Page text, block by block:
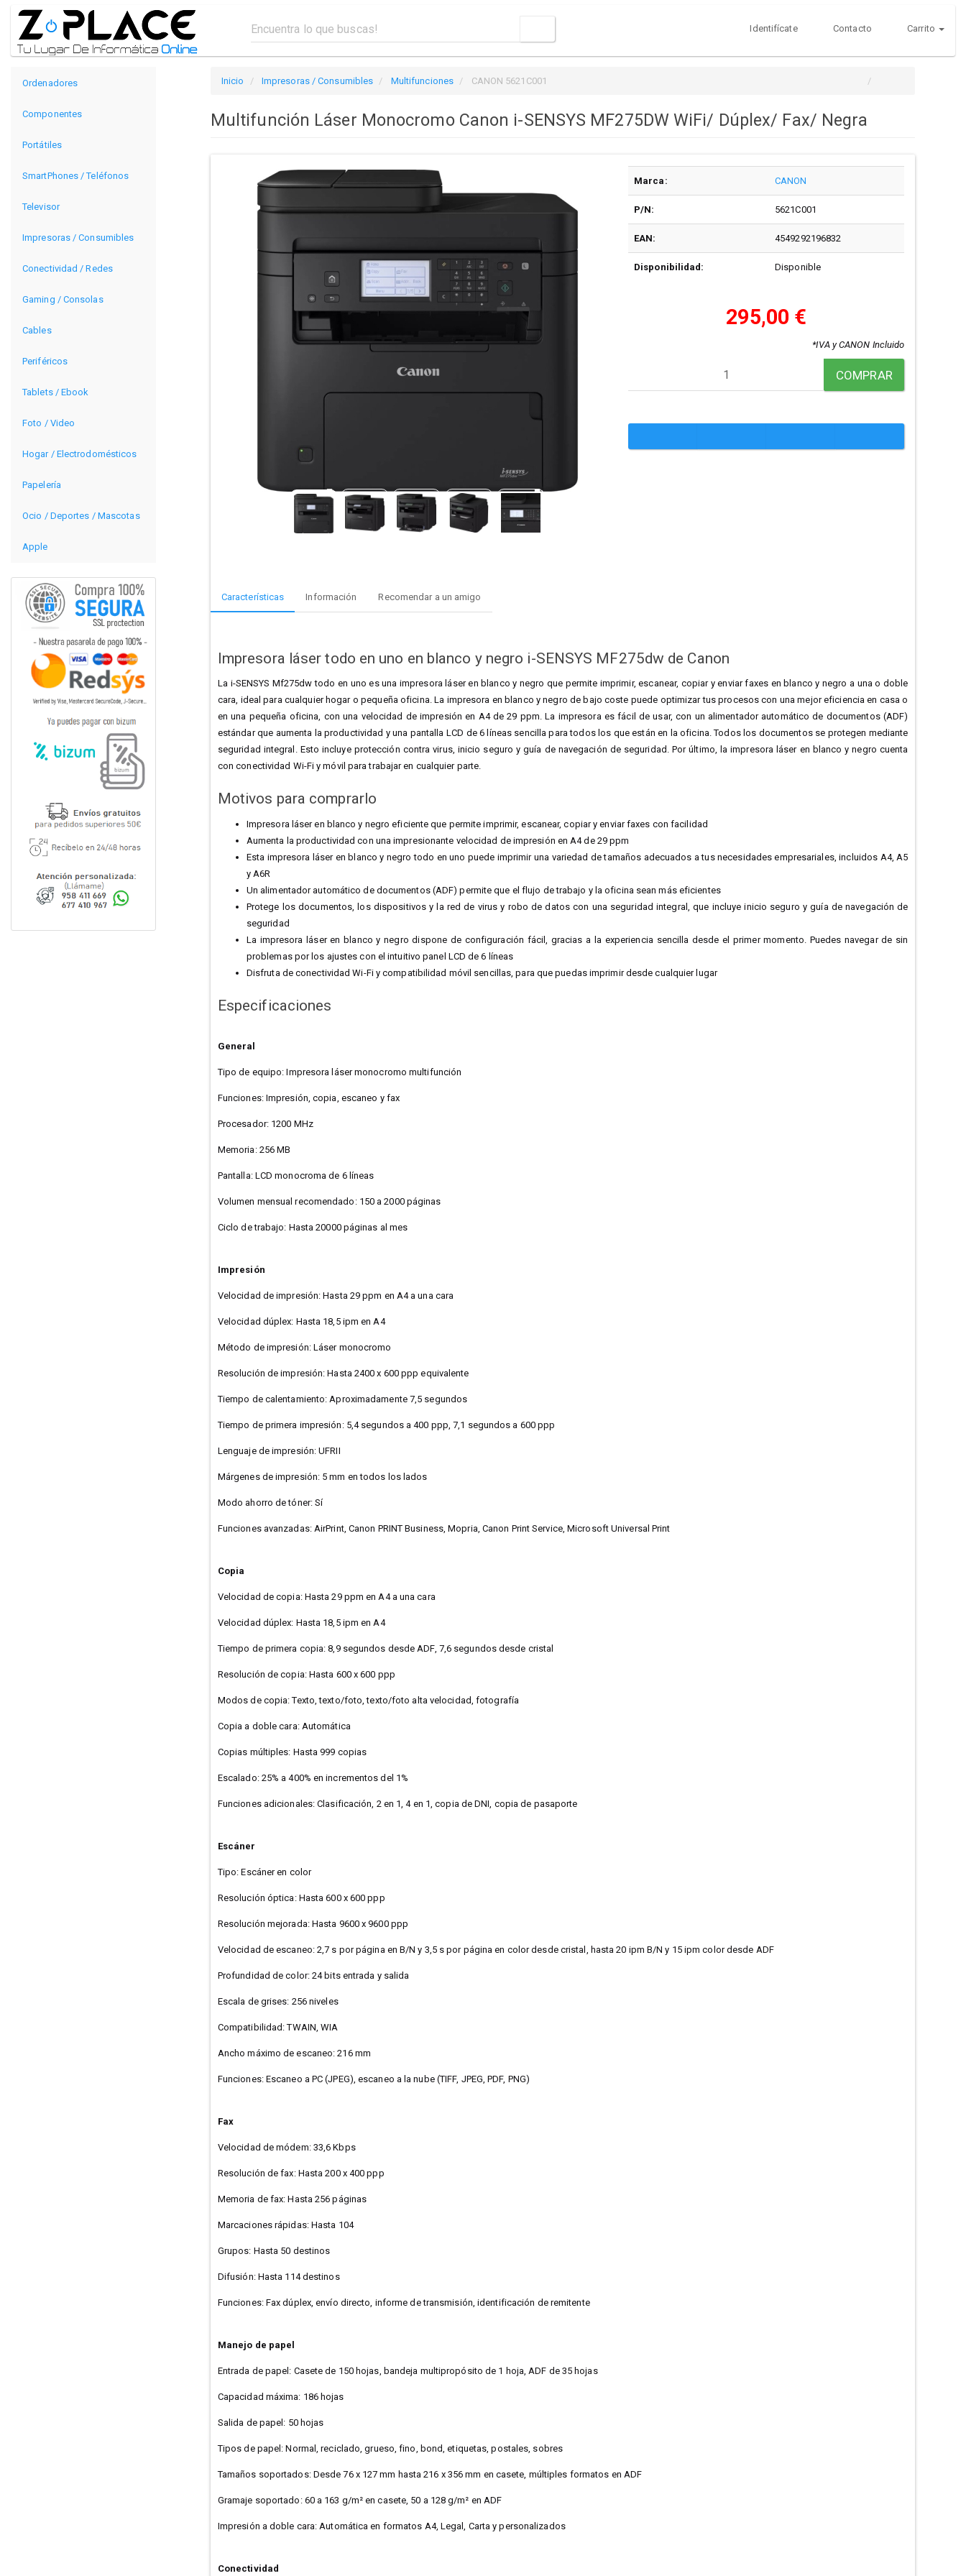
Identifícate Contacto Carrito
Ordenadores
Componentes
Portátiles
SmartPhones / Teléfonos
Televisor
Impresoras / Consumibles
Conectividad / Redes
Gaming / Consolas
Cables
Periféricos
Tablets / Ebook
Foto / Video
Hogar / Electrodomésticos
Papelería
Ocio / Deportes / Mascotas
Apple
Inicio Impresoras / Consumibles Multifunciones CANON 5621C001
Multifunción Láser Monocromo Canon i-SENSYS MF275DW WiFi/ Dúplex/ Fax/ Negra
Marca: CANON
P/N: 5621C001
EAN: 4549292196832
Disponibilidad: Disponible
295,00 €
*IVA y CANON Incluido
COMPRAR
Características Información Recomendar a un amigo
Impresora láser todo en uno en blanco y negro i-SENSYS MF275dw de Canon
La i-SENSYS Mf275dw todo en uno es una impresora láser en blanco y negro que permite imprimir, escanear, copiar y enviar faxes en blanco y negro a una o doble
cara, ideal para cualquier hogar o pequeña oficina. La impresora en blanco y negro de bajo coste puede optimizar tus procesos con una mejor eficiencia en casa o
en una pequeña oficina, con una velocidad de impresión en A4 de 29 ppm. La impresora es fácil de usar, con un alimentador automático de documentos (ADF)
estándar que aumenta la productividad y una pantalla LCD de 6 líneas sencilla para todos los que están en la oficina. Todos los documentos se protegen mediante
seguridad integral. Esto incluye protección contra virus, inicio seguro y guía de navegación de seguridad. Por último, la impresora láser en blanco y negro cuenta
con conectividad Wi-Fi y móvil para trabajar en cualquier parte.
Motivos para comprarlo
Impresora láser en blanco y negro eficiente que permite imprimir, escanear, copiar y enviar faxes con facilidad
Aumenta la productividad con una impresionante velocidad de impresión en A4 de 29 ppm
Esta impresora láser en blanco y negro todo en uno puede imprimir una variedad de tamaños adecuados a tus necesidades empresariales, incluidos A4, A5
y A6R
Un alimentador automático de documentos (ADF) permite que el flujo de trabajo y la oficina sean más eficientes
Protege los documentos, los dispositivos y la red de virus y robo de datos con una seguridad integral, que incluye inicio seguro y guía de navegación de
seguridad
La impresora láser en blanco y negro dispone de configuración fácil, gracias a la experiencia sencilla desde el primer momento. Puedes navegar de sin
problemas por los ajustes con el intuitivo panel LCD de 6 líneas
Disfruta de conectividad Wi-Fi y compatibilidad móvil sencillas, para que puedas imprimir desde cualquier lugar
Especificaciones
General
Tipo de equipo: Impresora láser monocromo multifunción
Funciones: Impresión, copia, escaneo y fax
Procesador: 1200 MHz
Memoria: 256 MB
Pantalla: LCD monocroma de 6 líneas
Volumen mensual recomendado: 150 a 2000 páginas
Ciclo de trabajo: Hasta 20000 páginas al mes
Impresión
Velocidad de impresión: Hasta 29 ppm en A4 a una cara
Velocidad dúplex: Hasta 18,5 ipm en A4
Método de impresión: Láser monocromo
Resolución de impresión: Hasta 2400 x 600 ppp equivalente
Tiempo de calentamiento: Aproximadamente 7,5 segundos
Tiempo de primera impresión: 5,4 segundos a 400 ppp, 7,1 segundos a 600 ppp
Lenguaje de impresión: UFRII
Márgenes de impresión: 5 mm en todos los lados
Modo ahorro de tóner: Sí
Funciones avanzadas: AirPrint, Canon PRINT Business, Mopria, Canon Print Service, Microsoft Universal Print
Copia
Velocidad de copia: Hasta 29 ppm en A4 a una cara
Velocidad dúplex: Hasta 18,5 ipm en A4
Tiempo de primera copia: 8,9 segundos desde ADF, 7,6 segundos desde cristal
Resolución de copia: Hasta 600 x 600 ppp
Modos de copia: Texto, texto/foto, texto/foto alta velocidad, fotografía
Copia a doble cara: Automática
Copias múltiples: Hasta 999 copias
Escalado: 25% a 400% en incrementos del 1%
Funciones adicionales: Clasificación, 2 en 1, 4 en 1, copia de DNI, copia de pasaporte
Escáner
Tipo: Escáner en color
Resolución óptica: Hasta 600 x 600 ppp
Resolución mejorada: Hasta 9600 x 9600 ppp
Velocidad de escaneo: 2,7 s por página en B/N y 3,5 s por página en color desde cristal, hasta 20 ipm B/N y 15 ipm color desde ADF
Profundidad de color: 24 bits entrada y salida
Escala de grises: 256 niveles
Compatibilidad: TWAIN, WIA
Ancho máximo de escaneo: 216 mm
Funciones: Escaneo a PC (JPEG), escaneo a la nube (TIFF, JPEG, PDF, PNG)
Fax
Velocidad de módem: 33,6 Kbps
Resolución de fax: Hasta 200 x 400 ppp
Memoria de fax: Hasta 256 páginas
Marcaciones rápidas: Hasta 104
Grupos: Hasta 50 destinos
Difusión: Hasta 114 destinos
Funciones: Fax dúplex, envío directo, informe de transmisión, identificación de remitente
Manejo de papel
Entrada de papel: Casete de 150 hojas, bandeja multipropósito de 1 hoja, ADF de 35 hojas
Capacidad máxima: 186 hojas
Salida de papel: 50 hojas
Tipos de papel: Normal, reciclado, grueso, fino, bond, etiquetas, postales, sobres
Tamaños soportados: Desde 76 x 127 mm hasta 216 x 356 mm en casete, múltiples formatos en ADF
Gramaje soportado: 60 a 163 g/m² en casete, 50 a 128 g/m² en ADF
Impresión a doble cara: Automática en formatos A4, Legal, Carta y personalizados
Conectividad